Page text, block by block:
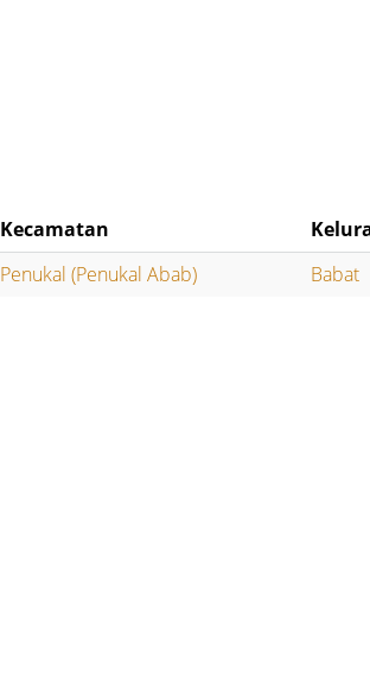
Kecamatan
Penukal (Penukal Abab) Babat